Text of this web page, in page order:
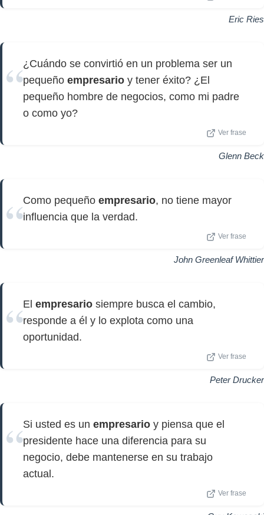
Eric Ries
¿Cuándo se convirtió en un problema ser un
pequeño empresario y tener éxito? ¿El
pequeño hombre de negocios, como mi padre
o como yo?
Ver frase
Glenn Beck
Como pequeño empresario, no tiene mayor
influencia que la verdad.
Ver frase
John Greenleaf Whittier
El empresario siempre busca el cambio,
responde a él y lo explota como una
oportunidad.
Ver frase
Peter Drucker
Si usted es un empresario y piensa que el
presidente hace una diferencia para su
negocio, debe mantenerse en su trabajo
actual.
Ver frase